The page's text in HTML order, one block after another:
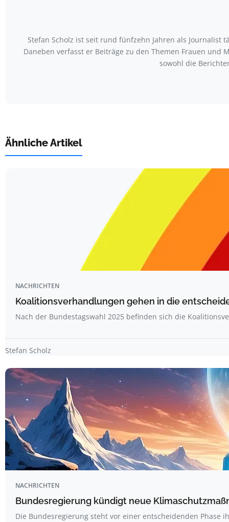
Stefan Scholz ist seit rund fünfzehn Jahren als
Daneben verfasst er Beiträge zu den Themen Frauen
sowohl die
Ähnliche Artikel
NACHRICHTEN
Koalitionsverhandlungen gehen in die
Nach der Bundestagswahl 2025 befinden sich die
Stefan Scholz
NACHRICHTEN
Bundesregierung kündigt neue
Die Bundesregierung steht vor einer entscheidenden Phase